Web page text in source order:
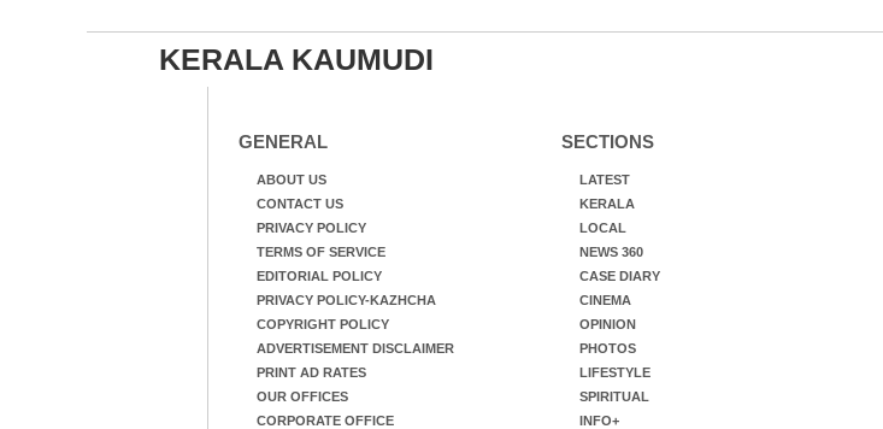
KERALA KAUMUDI
GENERAL
ABOUT US
CONTACT US
PRIVACY POLICY
TERMS OF SERVICE
EDITORIAL POLICY
PRIVACY POLICY-KAZHCHA
COPYRIGHT POLICY
ADVERTISEMENT DISCLAIMER
PRINT AD RATES
OUR OFFICES
CORPORATE OFFICE
SECTIONS
LATEST
KERALA
LOCAL
NEWS 360
CASE DIARY
CINEMA
OPINION
PHOTOS
LIFESTYLE
SPIRITUAL
INFO+